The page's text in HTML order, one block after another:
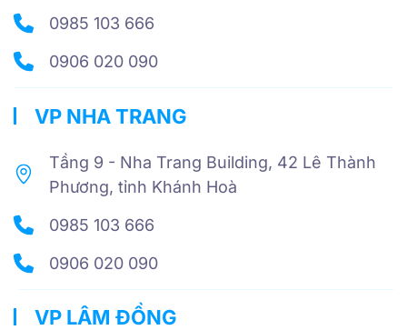
0985 103 666
0906 020 090
VP NHA TRANG
Tầng 9 - Nha Trang Building, 42 Lê Thành
Phương, tỉnh Khánh Hoà
0985 103 666
0906 020 090
VP LÂM ĐỒNG